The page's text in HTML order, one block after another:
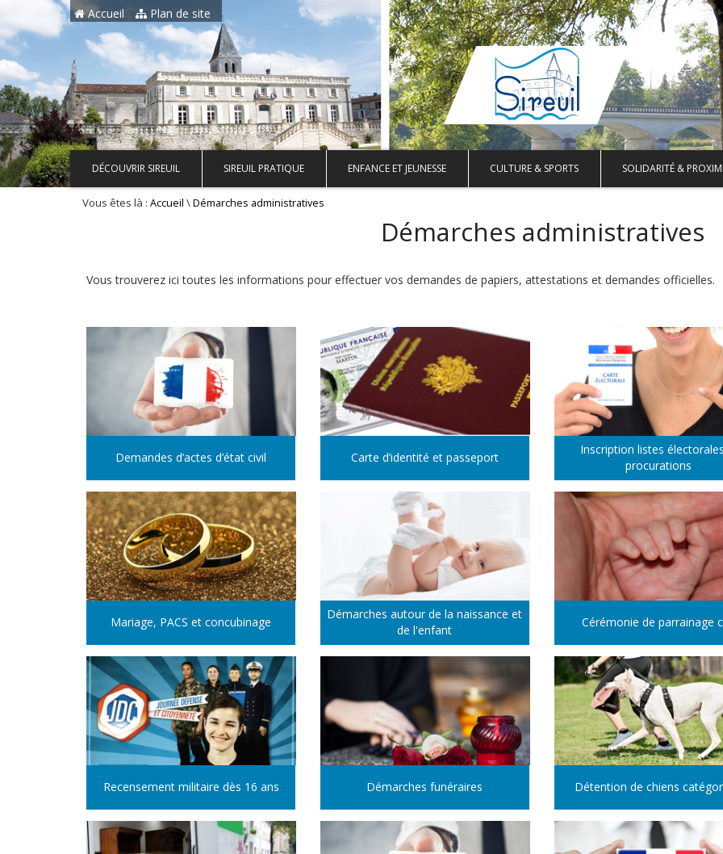
Aller au contenu principal
Accueil Plan de site
DÉCOUVRIR SIREUIL SIREUIL PRATIQUE ENFANCE ET JEUNESSE CULTURE & SPORTS SOLIDARITÉ &
Vous êtes là : Accueil \Démarches administratives
Démarches administratives
Vous trouverez ici toutes les informations pour effectuer vos demandes de papiers, attestations et demandes officielles.
Demandes d’actes d’état civil Carte d’identité et passeport
Inscription listes
procurations
Mariage, PACS et concubinage
Démarches autour de la naissance et
de l'enfant
Cérémonie de parrainage
Recensement militaire dès 16 ans Démarches funéraires Détention de chiens